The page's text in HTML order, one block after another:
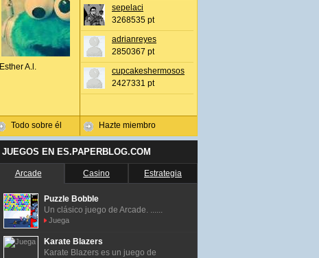
Esther A.l.
Todo sobre él
sepelaci
3268535 pt
adrianreyes
2850367 pt
cupcakeshermosos
2427331 pt
Hazte miembro
JUEGOS EN ES.PAPERBLOG.COM
Arcade Casino Estrategia
Puzzle Bobble
Un clásico juego de Arcade. ......
Juega
Karate Blazers
Karate Blazers es un juego de